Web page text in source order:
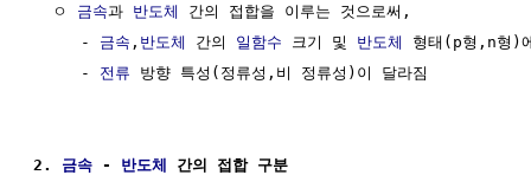
  ㅇ
금속과 반도체
간의 접합을 이루는 것으로써,
     -
금속 , 반도체 간의 일함수 크기 및 반도체
형태(p형,n형)
     -
전류 방향 특성(정류성,비 정류성)이 달라짐
2. 금속 - 반도체 간의 접합 구분